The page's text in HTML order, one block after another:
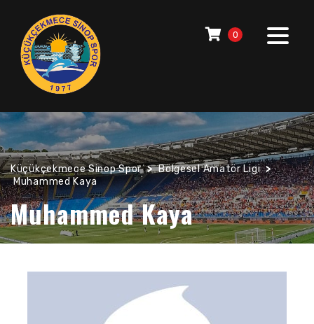
0
Küçükçekmece Sinop Spor > Bölgesel Amatör Ligi >
Muhammed Kaya
Muhammed Kaya